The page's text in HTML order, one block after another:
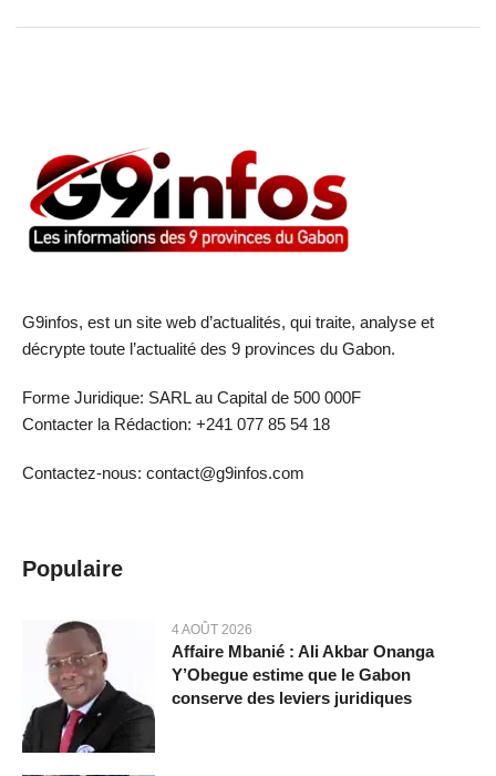
G9infos, est un site web d’actualités, qui traite, analyse et
décrypte toute l’actualité des 9 provinces du Gabon.
Forme Juridique: SARL au Capital de 500 000F
Contacter la Rédaction: +241 077 85 54 18
Contactez-nous: contact@g9infos.com
Populaire
4 AOÛT 2026
Affaire Mbanié : Ali Akbar Onanga
Y’Obegue estime que le Gabon
conserve des leviers juridiques